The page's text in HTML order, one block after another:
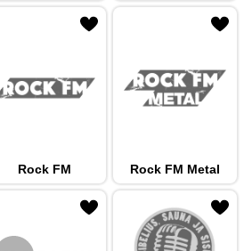
Rock FM Rock FM Metal